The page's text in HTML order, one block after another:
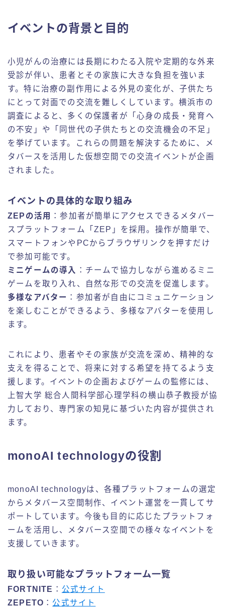
イベントの背景と目的
小児がんの治療には長期にわたる入院や定期的な外来
受診が伴い、患者とその家族に大きな負担を強いま
す。特に治療の副作用による外見の変化が、子供たち
にとって対面での交流を難しくしています。横浜市の
調査によると、多くの保護者が「心身の成長・発育へ
の不安」や「同世代の子供たちとの交流機会の不足」
を挙げています。これらの問題を解決するために、メ
タバースを活用した仮想空間での交流イベントが企画
されました。
イベントの具体的な取り組み
ZEPの活用
：参加者が簡単にアクセスできるメタバー
スプラットフォーム「ZEP」を採用。操作が簡単で、
スマートフォンやPCからブラウザリンクを押すだけ
で参加可能です。
ミニゲームの導入 ：チームで協力しながら進めるミニ
ゲームを取り入れ、自然な形での交流を促進します。
多様なアバター ：参加者が自由にコミュニケーション
を楽しむことができるよう、多様なアバターを使用し
ます。
これにより、患者やその家族が交流を深め、精神的な
支えを得ることで、将来に対する希望を持てるよう支
援します。イベントの企画およびゲームの監修には、
上智大学 総合人間科学部心理学科の横山恭子教授が協
力しており、専門家の知見に基づいた内容が提供され
ます。
monoAI technologyの役割
monoAI technologyは、各種プラットフォームの選定
からメタバース空間制作、イベント運営を一貫してサ
ポートしています。今後も目的に応じたプラットフォ
ームを活用し、メタバース空間での様々なイベントを
支援していきます。
取り扱い可能なプラットフォーム一覧
FORTNITE ： 公式サイト
ZEPETO ： 公式サイト